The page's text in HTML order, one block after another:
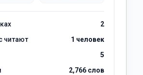
2
читают
1 человек
5
2,766 слов